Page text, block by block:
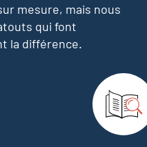
mesure, mais nous
qui font
la différence.